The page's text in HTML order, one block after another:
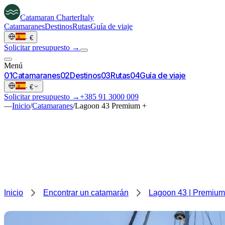
Catamaran CharterItaly
CatamaranesDestinosRutasGuía de viaje
· €
Solicitar presupuesto →
Menú
01Catamaranes02Destinos03Rutas04Guía de viaje
· €
Solicitar presupuesto →+385 91 3000 009
—Inicio/Catamaranes/Lagoon 43 Premium +
Inicio Encontrar un catamarán Lagoon 43 |